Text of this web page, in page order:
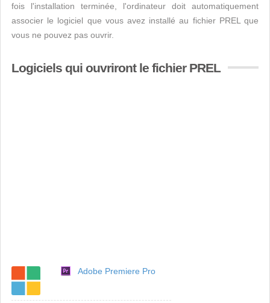
fois l'installation terminée, l'ordinateur doit automatiquement
associer le logiciel que vous avez installé au fichier PREL que
vous ne pouvez pas ouvrir.
Logiciels qui ouvriront le fichier PREL
Adobe Premiere Pro